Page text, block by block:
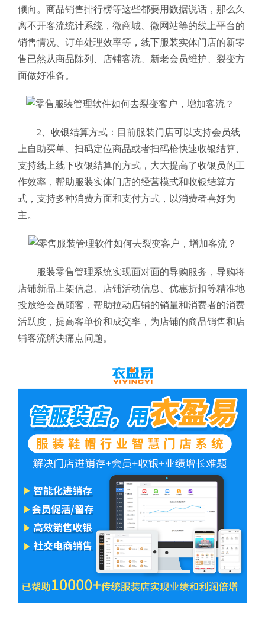
倾向。商品销售排行榜等这些都要用数据说话，那么久
离不开客流统计系统，微商城、微网站等的线上平台的
销售情况、订单处理效率等，线下服装实体门店的新零
售已然从商品陈列、店铺客流、新老会员维护、裂变方
面做好准备。
2、 收银结算方式：目前服装门店可以支持会员线
上自助买单、扫码定位商品或者扫码枪快速收银结算、
支持线上线下收银结算的方式，大大提高了收银员的工
作效率，帮助服装实体门店的经营模式和收银结算方
式，支持多种消费方面和支付方式，以消费者喜好为
主。
服装零售管理系统实现面对面的导购服务，导购将
店铺新品上架信息、店铺活动信息、优惠折扣等精准地
投放给会员顾客，帮助拉动店铺的销量和消费者的消费
活跃度，提高客单价和成交率，为店铺的商品销售和店
铺客流解决痛点问题。